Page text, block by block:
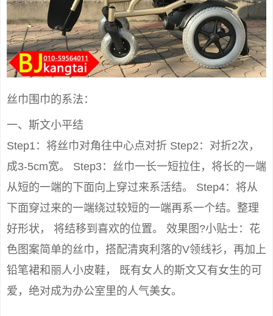
丝巾围巾的系法：
一、斯文小平结
Step1：将丝巾对角往中心点对折 Step2：对折2次，
成3-5cm宽。 Step3：丝巾一长一短拉住，将长的一端
从短的一端的下面向上穿过来系活结。 Step4：将从
下面穿过来的一端绕过较短的一端再系一个结。整理
好形状， 将结移到喜欢的位置。 效果图?小贴士：花
色图案简单的丝巾，搭配清爽利落的V领线衫，再加上
铅笔裙和丽人小皮鞋， 既有女人的斯文又有女生的可
爱，绝对成为办公室里的人气美女。